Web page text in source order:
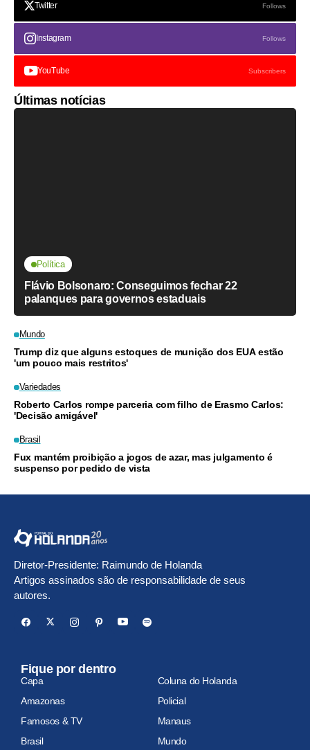
Twitter Follows
Instagram Follows
YouTube Subscribers
Últimas notícias
Política
Flávio Bolsonaro: Conseguimos fechar 22
palanques para governos estaduais
Mundo
Trump diz que alguns estoques de munição dos EUA estão
'um pouco mais restritos'
Variedades
Roberto Carlos rompe parceria com filho de Erasmo Carlos:
'Decisão amigável'
Brasil
Fux mantém proibição a jogos de azar, mas julgamento é
suspenso por pedido de vista
Diretor-Presidente: Raimundo de Holanda
Artigos assinados são de responsabilidade de seus
autores.
Fique por dentro
Capa
Coluna do Holanda
Amazonas
Policial
Famosos & TV
Manaus
Brasil
Mundo